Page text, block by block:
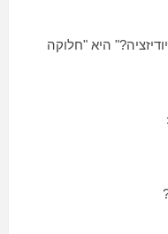
?" היא "חלוקה